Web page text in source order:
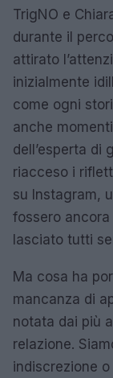
TrigNO e
durante il
attirato
inizialmente
come ogni
anche
dell’esperta di
riacceso i
su Instagram,
fossero
lasciato tutti
Ma cosa ha
mancanza di
notata dai più
relazione.
indiscrezione